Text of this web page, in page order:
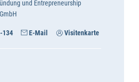
und Entrepreneurship
134 E-Mail Visitenkarte